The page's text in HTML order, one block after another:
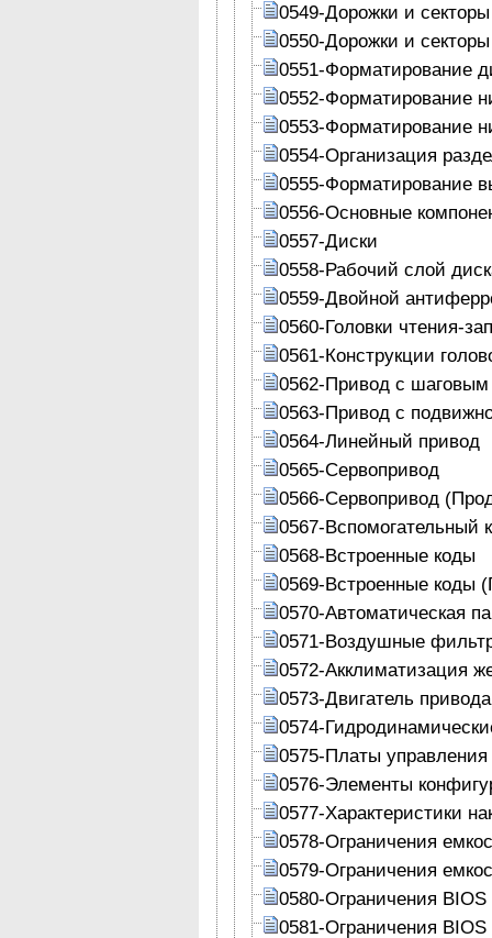
0549-Дорожки и
0550-Дорожки и
0551-Форматирование
0552-Форматирование
0553-Форматирование
0554-Организация
0555-Форматирование
0556-Основные
0557-Диски
0558-Рабочий слой
0559-Двойной
0560-Головки чтения-
0561-Конструкции
0562-Привод с шаговым
0563-Привод с
0564-Линейный привод
0565-Сервопривод
0566-Сервопривод
0567-Вспомогательный
0568-Встроенные коды
0569-Встроенные коды
0570-Автоматическая
0571-Воздушные
0572-Акклиматизация
0573-Двигатель
0574-
0575-Платы управления
0576-Элементы
0577-Характеристики
0578-Ограничения
0579-Ограничения
0580-Ограничения BIOS
0581-Ограничения